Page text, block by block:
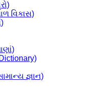
વિકાસ)
જ્ઞાન)